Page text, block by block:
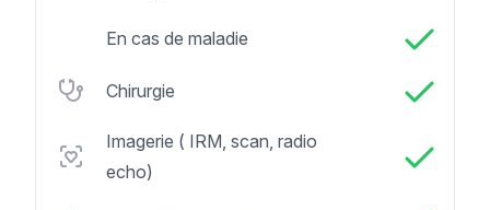
En cas de maladie
Chirurgie
Imagerie ( IRM, scan, radio
echo)